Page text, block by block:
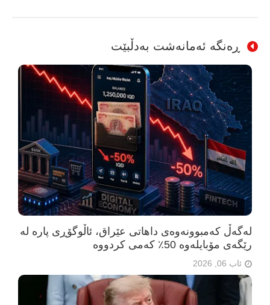
ڕەنگە ئەمانەشت بەدڵبێت
لەگەڵ کەمبوونەوەی داهاتی عێراق، ئاڵوگۆڕی پارە لە
رێگەی مۆبایلەوە 50٪ کەمی کردووە
ئاب 06, 2026